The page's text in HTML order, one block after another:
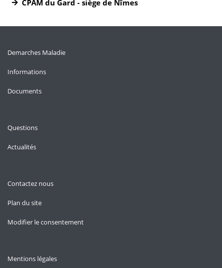
CPAM du Gard - siège de Nîmes
Demarches Maladie
Informations
Documents
Questions
Actualités
Contactez nous
Plan du site
Modifier le consentement
Mentions légales